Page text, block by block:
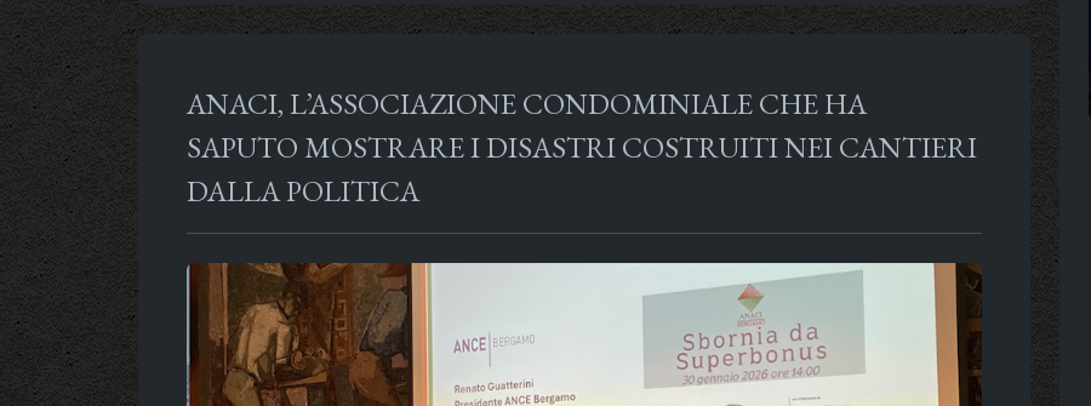
ANACI, L’ASSOCIAZIONE CONDOMINIALE CHE HA
SAPUTO MOSTRARE I DISASTRI COSTRUITI NEI CANTIERI
DALLA POLITICA